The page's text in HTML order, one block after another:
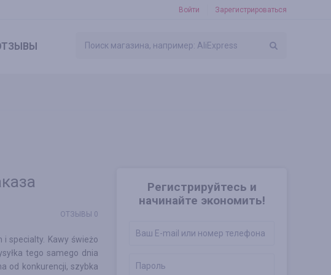
Войти Зарегистрироваться
Регистрируйтесь и
начинайте экономить!
ОТЗЫВЫ 0
specialty. Kawy świeżo
tego samego dnia
od konkurencji, szybka